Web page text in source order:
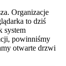
Organizacje
to dziś
system
powinniśmy
otwarte drzwi